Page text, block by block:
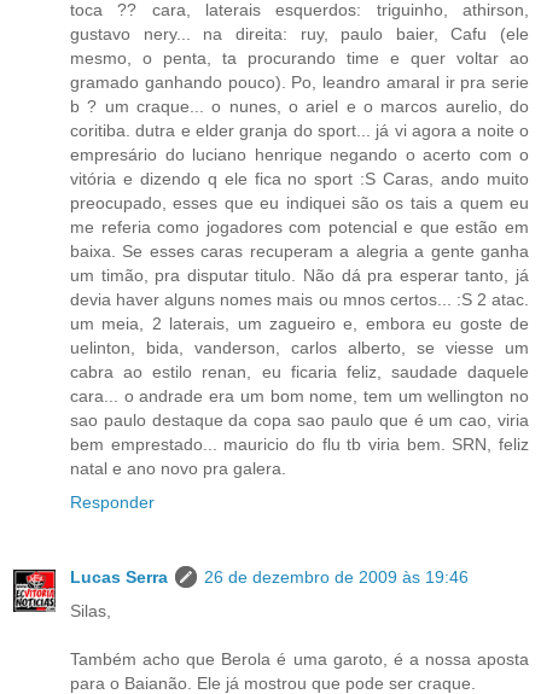
toca ?? cara, laterais esquerdos: triguinho, athirson,
gustavo nery... na direita: ruy, paulo baier, Cafu (ele
mesmo, o penta, ta procurando time e quer voltar ao
gramado ganhando pouco). Po, leandro amaral ir pra serie
b ? um craque... o nunes, o ariel e o marcos aurelio, do
coritiba. dutra e elder granja do sport... já vi agora a noite o
empresário do luciano henrique negando o acerto com o
vitória e dizendo q ele fica no sport :S Caras, ando muito
preocupado, esses que eu indiquei são os tais a quem eu
me referia como jogadores com potencial e que estão em
baixa. Se esses caras recuperam a alegria a gente ganha
um timão, pra disputar titulo. Não dá pra esperar tanto, já
devia haver alguns nomes mais ou mnos certos... :S 2 atac.
um meia, 2 laterais, um zagueiro e, embora eu goste de
uelinton, bida, vanderson, carlos alberto, se viesse um
cabra ao estilo renan, eu ficaria feliz, saudade daquele
cara... o andrade era um bom nome, tem um wellington no
sao paulo destaque da copa sao paulo que é um cao, viria
bem emprestado... mauricio do flu tb viria bem. SRN, feliz
natal e ano novo pra galera.
Responder
Lucas Serra
26 de dezembro de 2009 às 19:46
Silas,
Também acho que Berola é uma garoto, é a nossa aposta
para o Baianão. Ele já mostrou que pode ser craque.